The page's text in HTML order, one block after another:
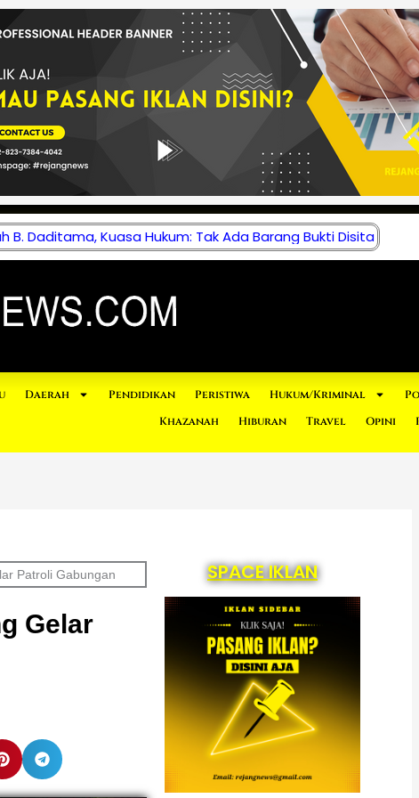
B. Daditama, Kuasa Hukum: Tak Ada Barang Bukti Disita
Daerah Pendidikan Peristiwa Hukum/Kriminal
Khazanah
Hiburan Travel Opini
Patroli Gabungan
Gelar
SPACE IKLAN